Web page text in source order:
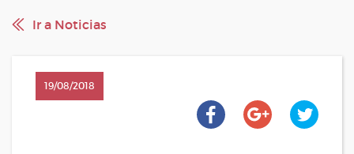
Ir a Noticias
19/08/2018